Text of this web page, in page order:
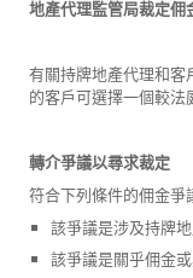
地產代理監管局裁定佣
有關持牌地產代理和客
的客戶可選擇一個較
轉介爭議以尋求裁定
符合下列條件的佣金爭
該爭議是涉及持牌
該爭議是關乎佣金